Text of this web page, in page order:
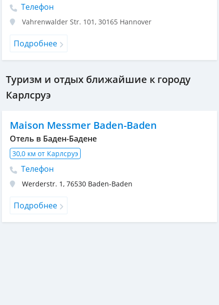
Телефон
Vahrenwalder Str. 101, 30165 Hannover
Подробнее
Туризм и отдых ближайшие к городу
Карлсруэ
Maison Messmer Baden-Baden
Отель в Баден-Бадене
30,0 км от Карлсруэ
Телефон
Werderstr. 1, 76530 Baden-Baden
Подробнее